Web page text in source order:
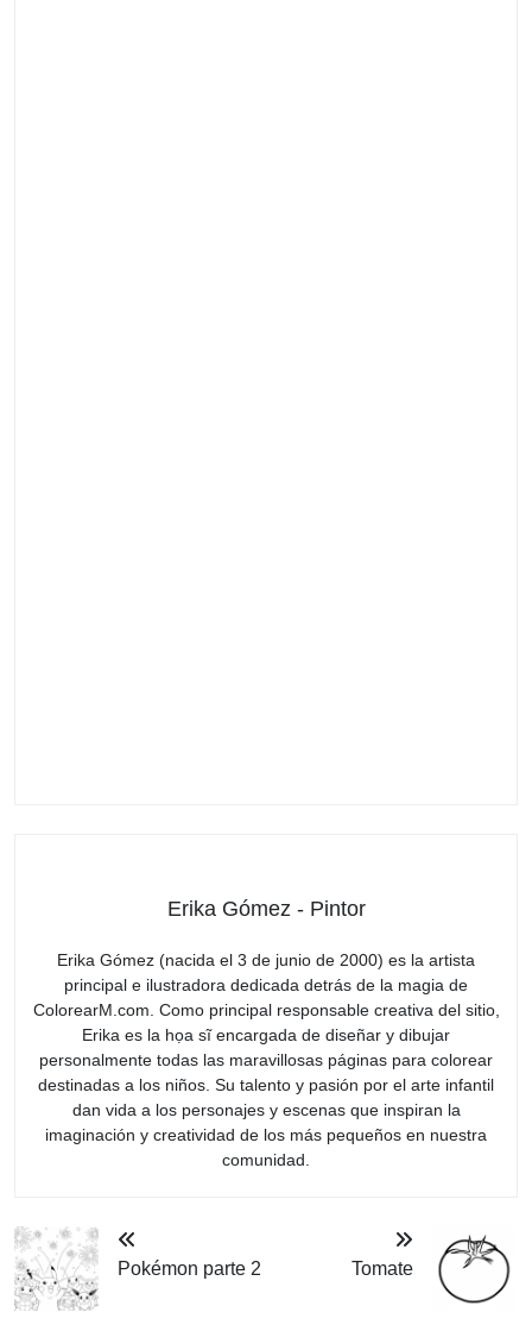
Erika Gómez - Pintor
Erika Gómez (nacida el 3 de junio de 2000) es la artista
principal e ilustradora dedicada detrás de la magia de
ColorearM.com. Como principal responsable creativa del sitio,
Erika es la họa sĩ encargada de diseñar y dibujar
personalmente todas las maravillosas páginas para colorear
destinadas a los niños. Su talento y pasión por el arte infantil
dan vida a los personajes y escenas que inspiran la
imaginación y creatividad de los más pequeños en nuestra
comunidad.
Pokémon parte 2 Tomate